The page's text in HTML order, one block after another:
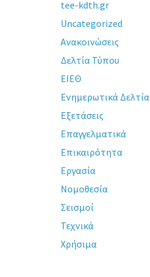
tee-kdth.gr
Uncategorized
Ανακοινώσεις
Δελτία Τύπου
ΕΙΕΘ
Ενημερωτικά Δελτία
Εξετάσεις
Επαγγελματικά
Επικαιρότητα
Εργασία
Νομοθεσία
Σεισμοί
Τεχνικά
Χρήσιμα